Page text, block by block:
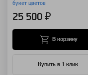
букет цветов
25 500 ₽
Купить в 1 клик
В корзину